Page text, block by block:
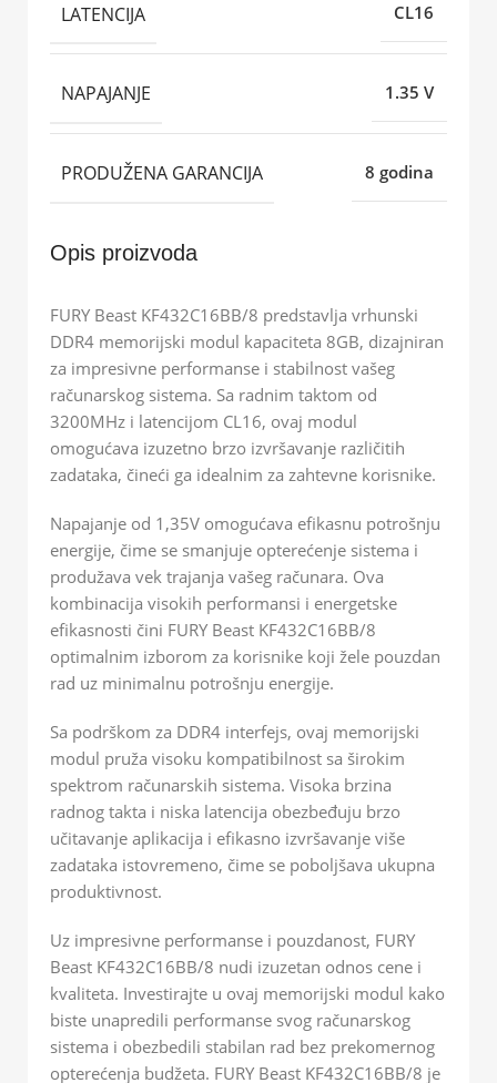
LATENCIJA CL16
NAPAJANJE 1.35 V
PRODUŽENA GARANCIJA 8 godina
Opis proizvoda
FURY Beast KF432C16BB/8 predstavlja vrhunski
DDR4 memorijski modul kapaciteta 8GB, dizajniran
za impresivne performanse i stabilnost vašeg
računarskog sistema. Sa radnim taktom od
3200MHz i latencijom CL16, ovaj modul
omogućava izuzetno brzo izvršavanje različitih
zadataka, čineći ga idealnim za zahtevne korisnike.
Napajanje od 1,35V omogućava efikasnu potrošnju
energije, čime se smanjuje opterećenje sistema i
produžava vek trajanja vašeg računara. Ova
kombinacija visokih performansi i energetske
efikasnosti čini FURY Beast KF432C16BB/8
optimalnim izborom za korisnike koji žele pouzdan
rad uz minimalnu potrošnju energije.
Sa podrškom za DDR4 interfejs, ovaj memorijski
modul pruža visoku kompatibilnost sa širokim
spektrom računarskih sistema. Visoka brzina
radnog takta i niska latencija obezbeđuju brzo
učitavanje aplikacija i efikasno izvršavanje više
zadataka istovremeno, čime se poboljšava ukupna
produktivnost.
Uz impresivne performanse i pouzdanost, FURY
Beast KF432C16BB/8 nudi izuzetan odnos cene i
kvaliteta. Investirajte u ovaj memorijski modul kako
biste unapredili performanse svog računarskog
sistema i obezbedili stabilan rad bez prekomernog
opterećenja budžeta. FURY Beast KF432C16BB/8 je